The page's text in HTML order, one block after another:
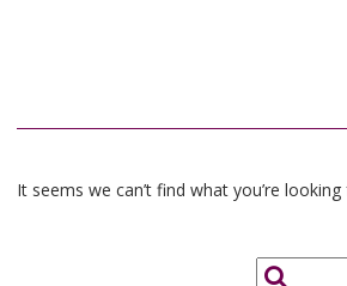
It seems we can’t find what you’re